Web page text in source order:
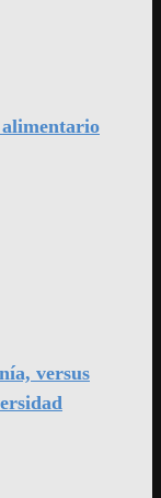
versus